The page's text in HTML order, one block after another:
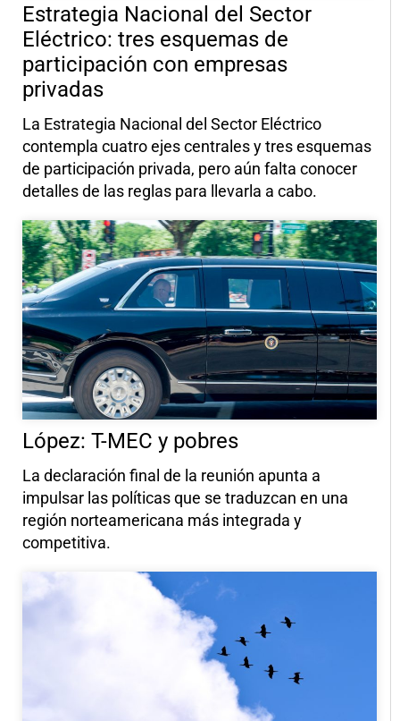
Estrategia Nacional del Sector
Eléctrico: tres esquemas de
participación con empresas
privadas
La Estrategia Nacional del Sector Eléctrico
contempla cuatro ejes centrales y tres esquemas
de participación privada, pero aún falta conocer
detalles de las reglas para llevarla a cabo.
López: T-MEC y pobres
La declaración final de la reunión apunta a
impulsar las políticas que se traduzcan en una
región norteamericana más integrada y
competitiva.